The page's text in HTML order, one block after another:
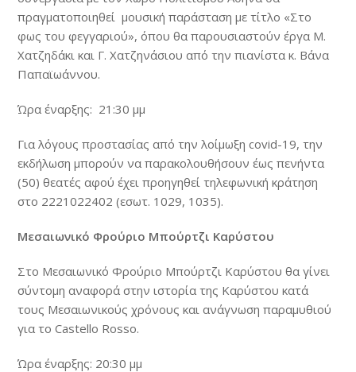
πραγματοποιηθεί μουσική παράσταση με τίτλο «Στο
φως του φεγγαριού», όπου θα παρουσιαστούν έργα Μ.
Χατζηδάκι και Γ. Χατζηνάσιου από την πιανίστα κ. Βάνα
Παπαϊωάννου.
Ώρα έναρξης: 21:30 μμ
Για λόγους προστασίας από την λοίμωξη covid-19, την
εκδήλωση μπορούν να παρακολουθήσουν έως πενήντα
(50) θεατές αφού έχει προηγηθεί τηλεφωνική κράτηση
στο 2221022402 (εσωτ. 1029, 1035).
Μεσαιωνικό Φρούριο Μπούρτζι Καρύστου
Στο Μεσαιωνικό Φρούριο Μπούρτζι Καρύστου θα γίνει
σύντομη αναφορά στην ιστορία της Καρύστου κατά
τους Μεσαιωνικούς χρόνους και ανάγνωση παραμυθιού
για το Castello Rosso.
Ώρα έναρξης: 20:30 μμ